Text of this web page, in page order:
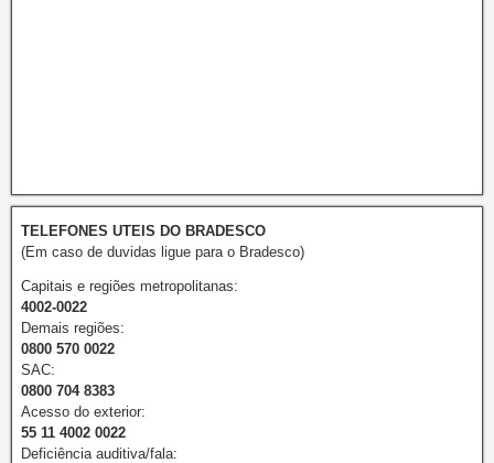
TELEFONES UTEIS DO BRADESCO
(Em caso de duvidas ligue para o Bradesco)
Capitais e regiões metropolitanas:
4002-0022
Demais regiões:
0800 570 0022
SAC:
0800 704 8383
Acesso do exterior:
55 11 4002 0022
Deficiência auditiva/fala: